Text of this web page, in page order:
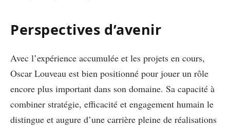
Perspectives d’avenir
Avec l’expérience accumulée et les projets en cours,
Oscar Louveau est bien positionné pour jouer un rôle
encore plus important dans son domaine. Sa capacité à
combiner stratégie, efficacité et engagement humain le
distingue et augure d’une carrière pleine de réalisations